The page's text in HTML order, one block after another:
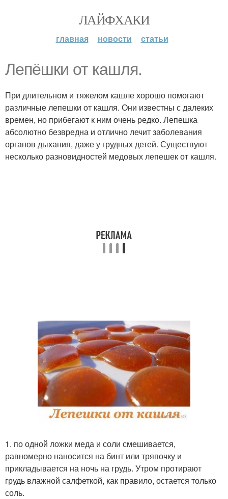
ЛАЙФХАКИ
главная новости статьи
Лепёшки от кашля.
При длительном и тяжелом кашле хорошо помогают
различные лепешки от кашля. Они известны с далеких
времен, но прибегают к ним очень редко. Лепешка
абсолютно безвредна и отлично лечит заболевания
органов дыхания, даже у грудных детей. Существуют
несколько разновидностей медовых лепешек от кашля.
1. по одной ложки меда и соли смешивается,
равномерно наносится на бинт или тряпочку и
прикладывается на ночь на грудь. Утром протирают
грудь влажной салфеткой, как правило, остается только
соль.